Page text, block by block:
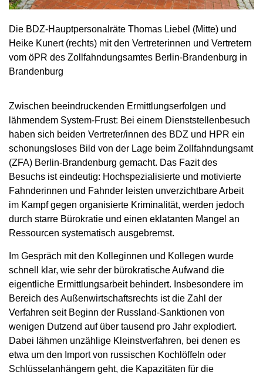
Die BDZ-Hauptpersonalräte Thomas Liebel (Mitte) und
Heike Kunert (rechts) mit den Vertreterinnen und Vertretern
vom öPR des Zollfahndungsamtes Berlin-Brandenburg in
Brandenburg
Zwischen beeindruckenden Ermittlungserfolgen und
lähmendem System-Frust: Bei einem Dienststellenbesuch
haben sich beiden Vertreter/innen des BDZ und HPR ein
schonungsloses Bild von der Lage beim Zollfahndungsamt
(ZFA) Berlin-Brandenburg gemacht. Das Fazit des
Besuchs ist eindeutig: Hochspezialisierte und motivierte
Fahnderinnen und Fahnder leisten unverzichtbare Arbeit
im Kampf gegen organisierte Kriminalität, werden jedoch
durch starre Bürokratie und einen eklatanten Mangel an
Ressourcen systematisch ausgebremst.
Im Gespräch mit den Kolleginnen und Kollegen wurde
schnell klar, wie sehr der bürokratische Aufwand die
eigentliche Ermittlungsarbeit behindert. Insbesondere im
Bereich des Außenwirtschaftsrechts ist die Zahl der
Verfahren seit Beginn der Russland-Sanktionen von
wenigen Dutzend auf über tausend pro Jahr explodiert.
Dabei lähmen unzählige Kleinstverfahren, bei denen es
etwa um den Import von russischen Kochlöffeln oder
Schlüsselanhängern geht, die Kapazitäten für die